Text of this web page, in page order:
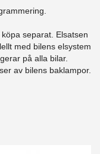
separat. Elsatsen
med bilens elsystem
på alla bilar.
av bilens baklampor.